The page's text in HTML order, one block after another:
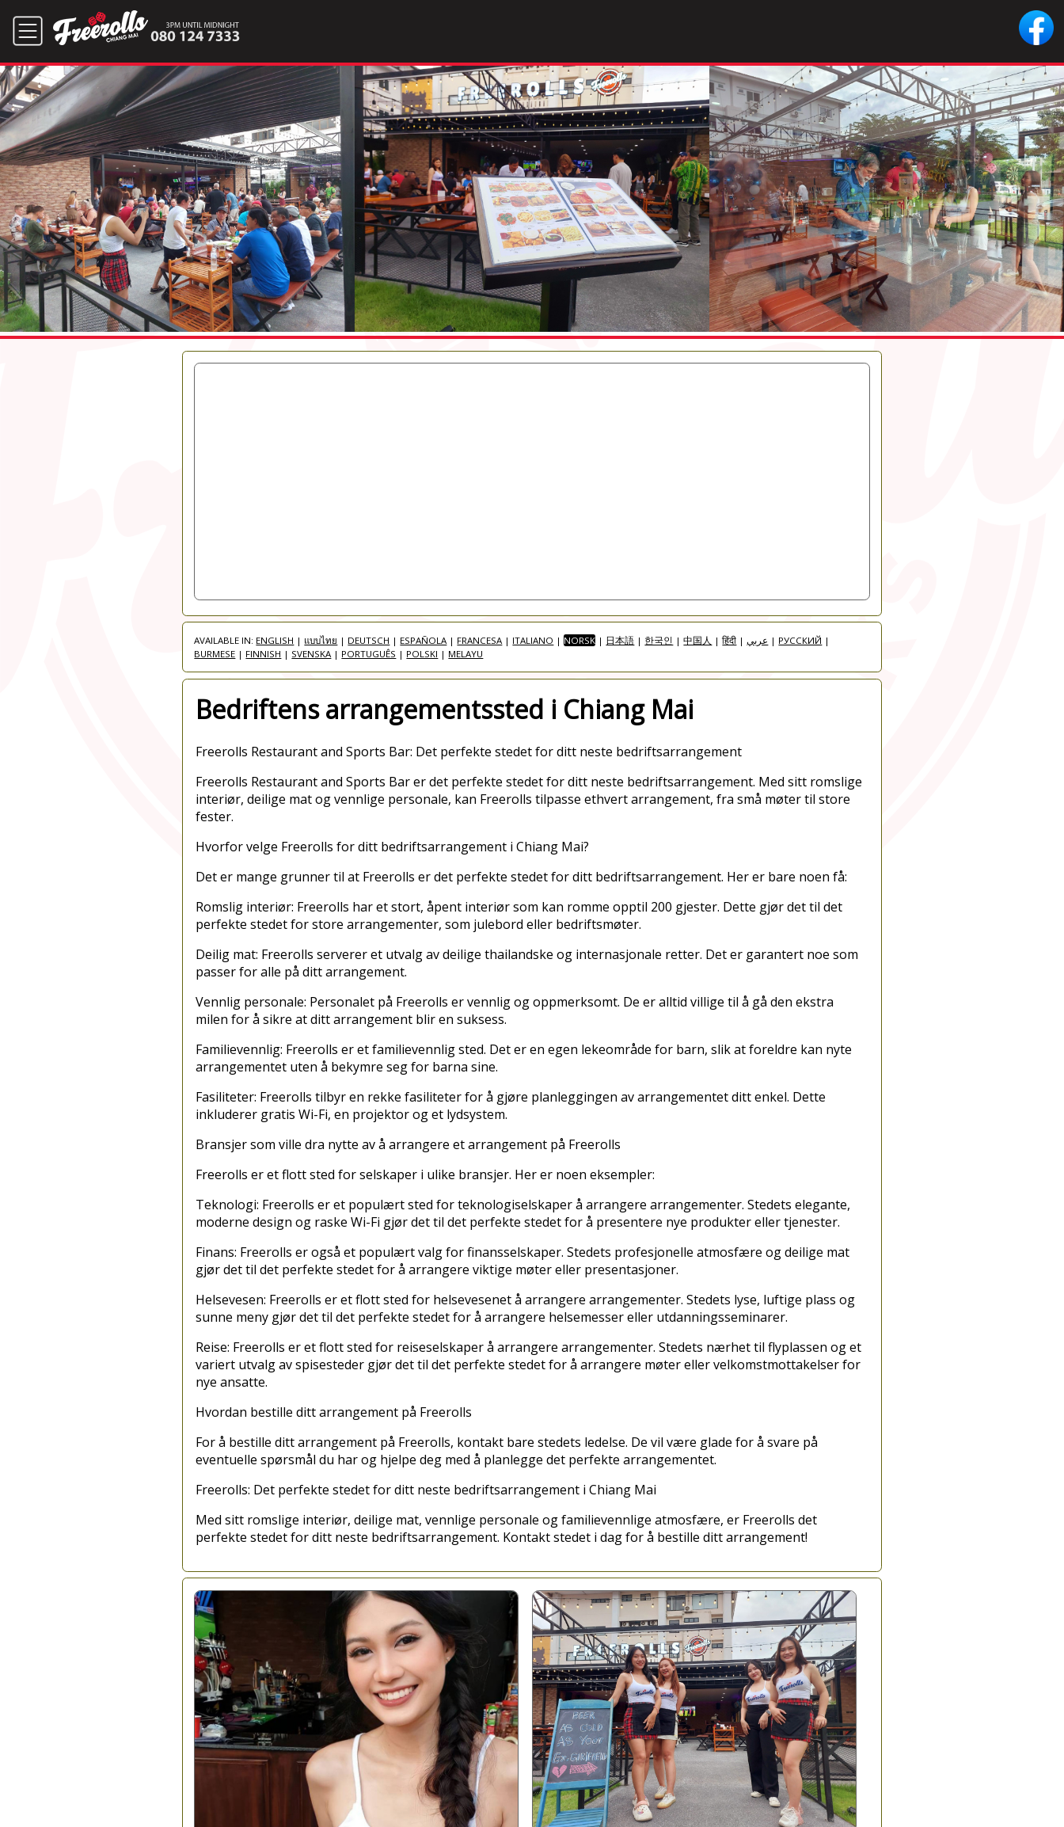
AVAILABLE IN: ENGLISH | แบบไทย | DEUTSCH | ESPAÑOLA | FRANCESA | ITALIANO | NORSK | 日本語 | 한국인 |中国人 |हिंदी |عربي | РУССКИЙ |
BURMESE | FINNISH | SVENSKA | PORTUGUÊS | POLSKI | MELAYU
Bedriftens arrangementssted i Chiang Mai
Freerolls Restaurant and Sports Bar: Det perfekte stedet for ditt neste bedriftsarrangement
Freerolls Restaurant and Sports Bar er det perfekte stedet for ditt neste bedriftsarrangement. Med sitt romslige
interiør, deilige mat og vennlige personale, kan Freerolls tilpasse ethvert arrangement, fra små møter til store
fester.
Hvorfor velge Freerolls for ditt bedriftsarrangement i Chiang Mai?
Det er mange grunner til at Freerolls er det perfekte stedet for ditt bedriftsarrangement. Her er bare noen få:
Romslig interiør: Freerolls har et stort, åpent interiør som kan romme opptil 200 gjester. Dette gjør det til det
perfekte stedet for store arrangementer, som julebord eller bedriftsmøter.
Deilig mat: Freerolls serverer et utvalg av deilige thailandske og internasjonale retter. Det er garantert noe som
passer for alle på ditt arrangement.
Vennlig personale: Personalet på Freerolls er vennlig og oppmerksomt. De er alltid villige til å gå den ekstra
milen for å sikre at ditt arrangement blir en suksess.
Familievennlig: Freerolls er et familievennlig sted. Det er en egen lekeområde for barn, slik at foreldre kan nyte
arrangementet uten å bekymre seg for barna sine.
Fasiliteter: Freerolls tilbyr en rekke fasiliteter for å gjøre planleggingen av arrangementet ditt enkel. Dette
inkluderer gratis Wi-Fi, en projektor og et lydsystem.
Bransjer som ville dra nytte av å arrangere et arrangement på Freerolls
Freerolls er et flott sted for selskaper i ulike bransjer. Her er noen eksempler:
Teknologi: Freerolls er et populært sted for teknologiselskaper å arrangere arrangementer. Stedets elegante,
moderne design og raske Wi-Fi gjør det til det perfekte stedet for å presentere nye produkter eller tjenester.
Finans: Freerolls er også et populært valg for finansselskaper. Stedets profesjonelle atmosfære og deilige mat
gjør det til det perfekte stedet for å arrangere viktige møter eller presentasjoner.
Helsevesen: Freerolls er et flott sted for helsevesenet å arrangere arrangementer. Stedets lyse, luftige plass og
sunne meny gjør det til det perfekte stedet for å arrangere helsemesser eller utdanningsseminarer.
Reise: Freerolls er et flott sted for reiseselskaper å arrangere arrangementer. Stedets nærhet til flyplassen og et
variert utvalg av spisesteder gjør det til det perfekte stedet for å arrangere møter eller velkomstmottakelser for
nye ansatte.
Hvordan bestille ditt arrangement på Freerolls
For å bestille ditt arrangement på Freerolls, kontakt bare stedets ledelse. De vil være glade for å svare på
eventuelle spørsmål du har og hjelpe deg med å planlegge det perfekte arrangementet.
Freerolls: Det perfekte stedet for ditt neste bedriftsarrangement i Chiang Mai
Med sitt romslige interiør, deilige mat, vennlige personale og familievennlige atmosfære, er Freerolls det
perfekte stedet for ditt neste bedriftsarrangement. Kontakt stedet i dag for å bestille ditt arrangement!